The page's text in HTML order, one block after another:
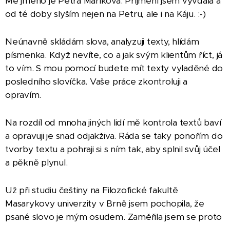
od té doby slyším nejen na Petru, ale i na Káju. :-)
Neúnavně skládám slova, analyzuji texty, hlídám
písmenka. Když nevíte, co a jak svým klientům říct, já
to vím. S mou pomocí budete mít texty vyladěné do
posledního slovíčka. Vaše práce zkontroluji a
opravím.
Na rozdíl od mnoha jiných lidí mě kontrola textů baví
a opravuji je snad odjakživa. Ráda se taky ponořím do
tvorby textu a pohraji si s ním tak, aby splnil svůj účel
a pěkně plynul.
Už při studiu češtiny na Filozofické fakultě
Masarykovy univerzity v Brně jsem pochopila, že
psané slovo je mým osudem. Zaměřila jsem se proto